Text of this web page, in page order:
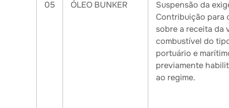
05 ÓLEO BUNKER
Suspensão da
Contribuição para
sobre a receita da
combustível do
portuário e
previamente
ao regime.